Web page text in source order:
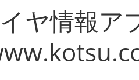
ヤ情報ア